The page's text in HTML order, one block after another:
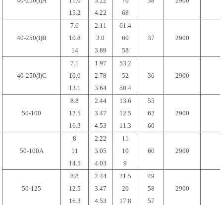
15.2
4.22
68
40-250(I)B
7.6
10.8
14
2.11
3.0
3.89
61.4
60
58
37 2900
40-250(I)C
7.1
10.0
13.1
1.97
2.78
3.64
53.2
52
50.4
36 2900
50-100
8.8
12.5
16.3
2.44
3.47
4.53
13.6
12.5
11.3
55
62
60
2900
50-100A
8
11
14.5
2.22
3.05
4.03
11
10
9
60 2900
50-125
8.8
12.5
16.3
2.44
3.47
4.53
21.5
20
17.8
49
58
57
2900